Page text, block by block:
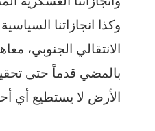
وكذا انجازاتنا
الانتقالي الجنوبي،
بالمضي قدماً حتى
الأرض لا يستطيع أي